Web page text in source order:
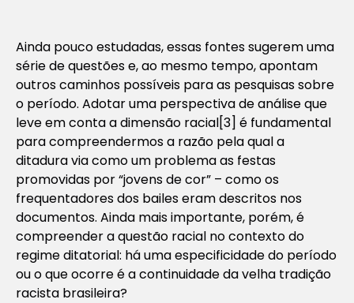
Ainda pouco estudadas, essas fontes sugerem uma
série de questões e, ao mesmo tempo, apontam
outros caminhos possíveis para as pesquisas sobre
o período. Adotar uma perspectiva de análise que
leve em conta a dimensão racial[3] é fundamental
para compreendermos a razão pela qual a
ditadura via como um problema as festas
promovidas por “jovens de cor” – como os
frequentadores dos bailes eram descritos nos
documentos. Ainda mais importante, porém, é
compreender a questão racial no contexto do
regime ditatorial: há uma especificidade do período
ou o que ocorre é a continuidade da velha tradição
racista brasileira?